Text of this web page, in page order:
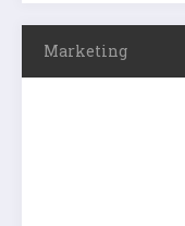
Marketing